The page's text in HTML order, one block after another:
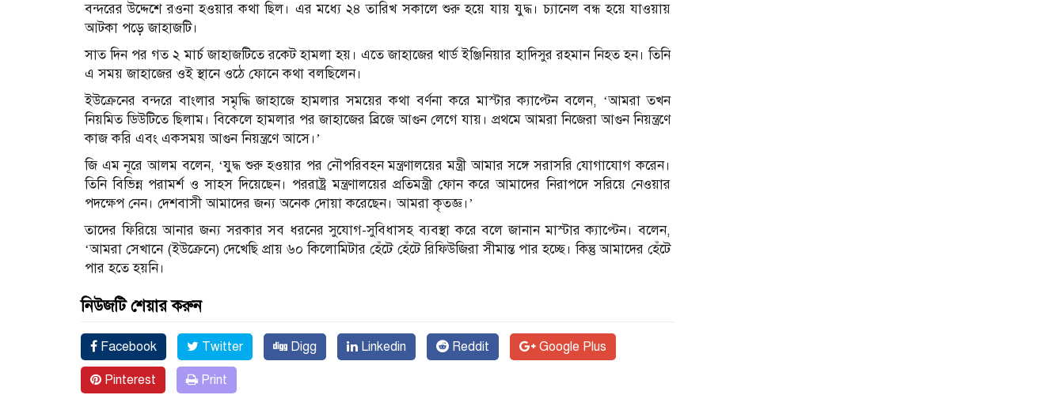
বন্দরের উদ্দেশে রওনা হওয়ার কথা ছিল। এর মধ্যে ২৪ তারিখ সকালে শুরু হয়ে যায় যুদ্ধ। চ্যানেল বন্ধ হয়ে যাওয়ায়
আটকা পড়ে জাহাজটি।
সাত দিন পর গত ২ মার্চ জাহাজটিতে রকেট হামলা হয়। এতে জাহাজের থার্ড ইঞ্জিনিয়ার হাদিসুর রহমান নিহত হন। তিনি
এ সময় জাহাজের ওই স্থানে ওঠে ফোনে কথা বলছিলেন।
ইউক্রেনের বন্দরে বাংলার সমৃদ্ধি জাহাজে হামলার সময়ের কথা বর্ণনা করে মাস্টার ক্যাপ্টেন বলেন, ‘আমরা তখন
নিয়মিত ডিউটিতে ছিলাম। বিকেলে হামলার পর জাহাজের ব্রিজে আগুন লেগে যায়। প্রথমে আমরা নিজেরা আগুন নিয়ন্ত্রণে
কাজ করি এবং একসময় আগুন নিয়ন্ত্রণে আসে।’
জি এম নূরে আলম বলেন, ‘যুদ্ধ শুরু হওয়ার পর নৌপরিবহন মন্ত্রণালয়ের মন্ত্রী আমার সঙ্গে সরাসরি যোগাযোগ করেন।
তিনি বিভিন্ন পরামর্শ ও সাহস দিয়েছেন। পররাষ্ট্র মন্ত্রণালয়ের প্রতিমন্ত্রী ফোন করে আমাদের নিরাপদে সরিয়ে নেওয়ার
পদক্ষেপ নেন। দেশবাসী আমাদের জন্য অনেক দোয়া করেছেন। আমরা কৃতজ্ঞ।’
তাদের ফিরিয়ে আনার জন্য সরকার সব ধরনের সুযোগ-সুবিধাসহ ব্যবস্থা করে বলে জানান মাস্টার ক্যাপ্টেন। বলেন,
‘আমরা সেখানে (ইউক্রেনে) দেখেছি প্রায় ৬০ কিলোমিটার হেঁটে হেঁটে রিফিউজিরা সীমান্ত পার হচ্ছে। কিন্তু আমাদের হেঁটে
পার হতে হয়নি।
নিউজটি শেয়ার করুন
Facebook Twitter Digg Linkedin Reddit Google Plus
Pinterest Print